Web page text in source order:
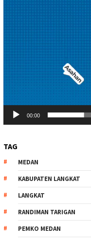
00:00
TAG
MEDAN
KABUPATEN LANGKAT
LANGKAT
RANDIMAN TARIGAN
PEMKO MEDAN